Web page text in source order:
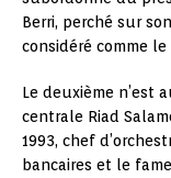
Berri, perché sur
considéré comme
Le deuxième n’est
centrale Riad
1993, chef
bancaires et le